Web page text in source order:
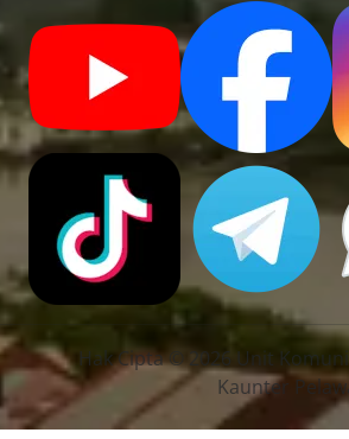
Hak Cipta © 2026 Unit
Kaunter